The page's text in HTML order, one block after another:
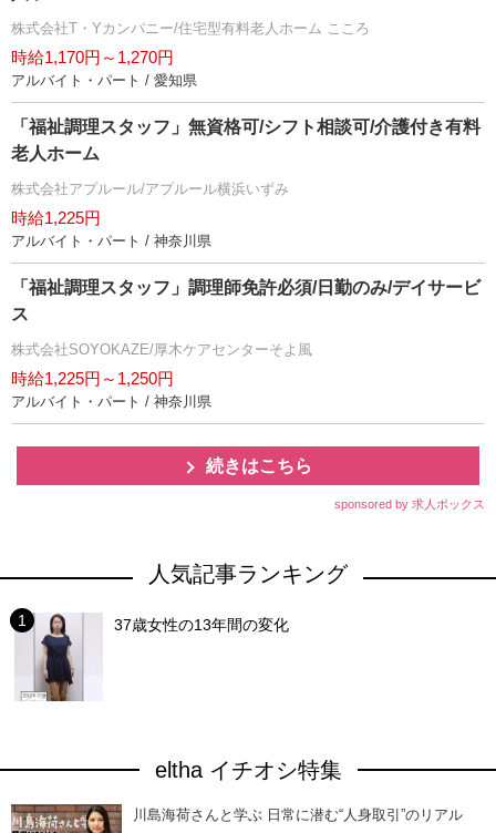
株式会社T・Yカンパニー/住宅型有料老人ホーム こころ
時給1,170円～1,270円
アルバイト・パート / 愛知県
「福祉調理スタッフ」無資格可/シフト相談可/介護付き有料
老人ホーム
株式会社アプルール/アプルール横浜いずみ
時給1,225円
アルバイト・パート / 神奈川県
「福祉調理スタッフ」調理師免許必須/日勤のみ/デイサービ
ス
株式会社SOYOKAZE/厚木ケアセンターそよ風
時給1,225円～1,250円
アルバイト・パート / 神奈川県
続きはこちら
sponsored by 求人ボックス
人気記事ランキング
37歳女性の13年間の変化
eltha イチオシ特集
川島海荷さんと学ぶ 日常に潜む“人身取引”のリアル